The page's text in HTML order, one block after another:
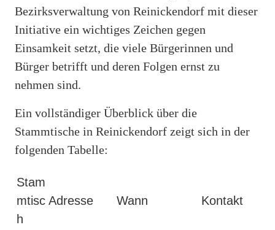
Bezirksverwaltung von Reinickendorf mit dieser
Initiative ein wichtiges Zeichen gegen
Einsamkeit setzt, die viele Bürgerinnen und
Bürger betrifft und deren Folgen ernst zu
nehmen sind.
Ein vollständiger Überblick über die
Stammtische in Reinickendorf zeigt sich in der
folgenden Tabelle:
Stam
mtisc
h
Adresse Wann Kontakt